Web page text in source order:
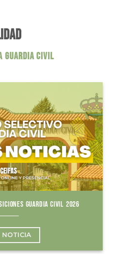
GUARDIA CIVIL
GUARDIA CIVIL 2026
NOTICIA